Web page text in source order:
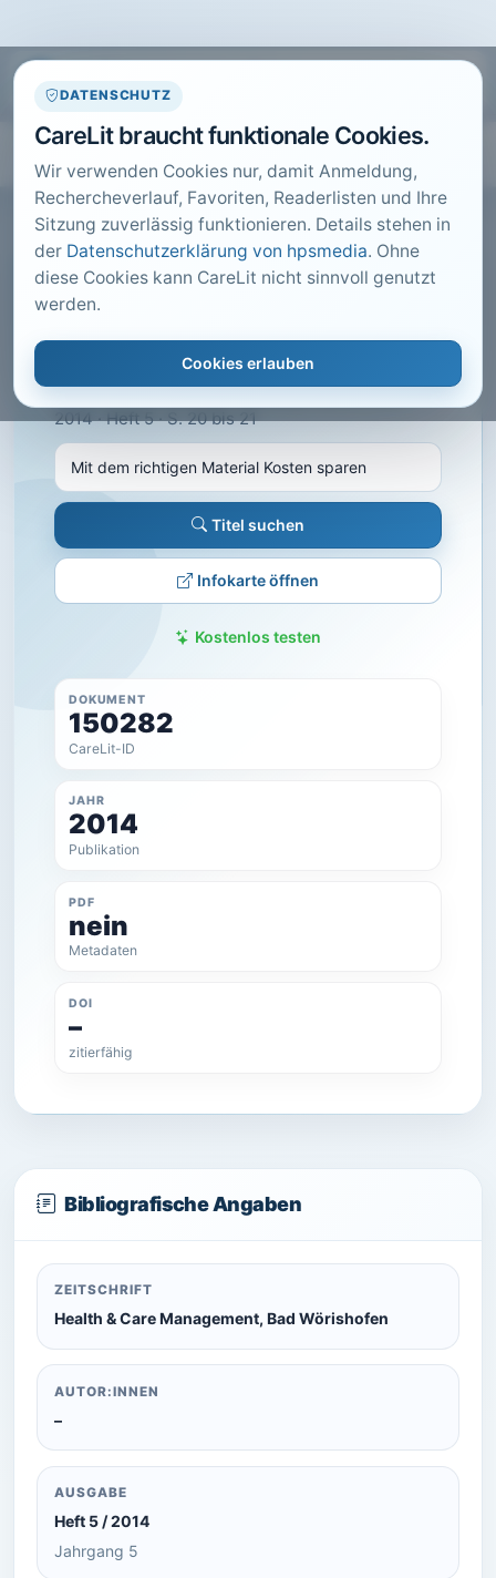
DATENSCHUTZ
CareLit braucht funktionale Cookies.
Wir verwenden Cookies nur, damit Anmeldung,
Rechercheverlauf, Favoriten, Readerlisten und Ihre
Sitzung zuverlässig funktionieren. Details stehen in
der Datenschutzerklärung von hpsmedia. Ohne
diese Cookies kann CareLit nicht sinnvoll genutzt
werden.
Cookies erlauben
CARELIT FACHARTIKEL
Mit dem richtigen Material
Kosten sparen
2014 · Heft 5 · S. 20 bis 21
Titel suchen
Infokarte öffnen
Kostenlos testen
DOKUMENT
150282
CareLit-ID
JAHR
2014
Publikation
PDF
nein
Metadaten
DOI
–
zitierfähig
Bibliografische Angaben
ZEITSCHRIFT
Health & Care Management, Bad Wörishofen
AUTOR:INNEN
–
AUSGABE
Heft 5 / 2014
Jahrgang 5